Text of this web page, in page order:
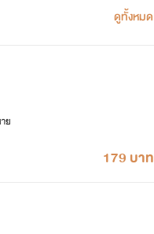
ดูทั้งหมด
179 บาท
ย